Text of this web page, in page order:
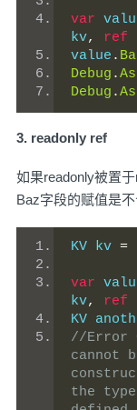
var
kv, ref
value .
Debug .
Debug .
3. readonly ref
如果readonly被置
Baz字段的赋值是不
KV kv =
var
kv, ref
KV
//Error	CS0191	A readonly field
cannot
the